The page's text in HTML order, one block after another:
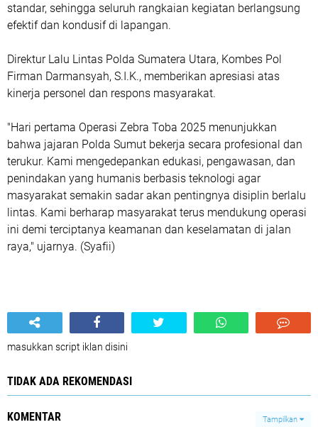
standar, sehingga seluruh rangkaian kegiatan berlangsung
efektif dan kondusif di lapangan.
Direktur Lalu Lintas Polda Sumatera Utara, Kombes Pol
Firman Darmansyah, S.I.K., memberikan apresiasi atas
kinerja personel dan respons masyarakat.
"Hari pertama Operasi Zebra Toba 2025 menunjukkan
bahwa jajaran Polda Sumut bekerja secara profesional dan
terukur. Kami mengedepankan edukasi, pengawasan, dan
penindakan yang humanis berbasis teknologi agar
masyarakat semakin sadar akan pentingnya disiplin berlalu
lintas. Kami berharap masyarakat terus mendukung operasi
ini demi terciptanya keamanan dan keselamatan di jalan
raya," ujarnya. (Syafii)
masukkan script iklan disini
TIDAK ADA REKOMENDASI
KOMENTAR Tampilkan